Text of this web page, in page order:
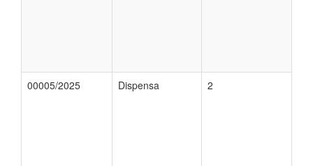
00005/2025 Dispensa 2